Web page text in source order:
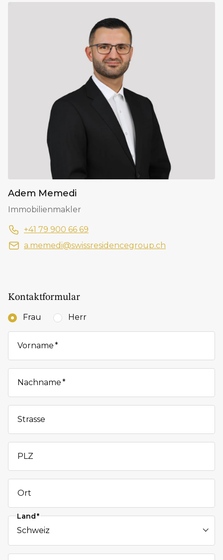
Adem Memedi
Immobilienmakler
+41 79 900 66 69
a.memedi@swissresidencegroup.ch
Kontaktformular
Frau Herr
Vorname
Nachname
Strasse
PLZ
Ort
Land